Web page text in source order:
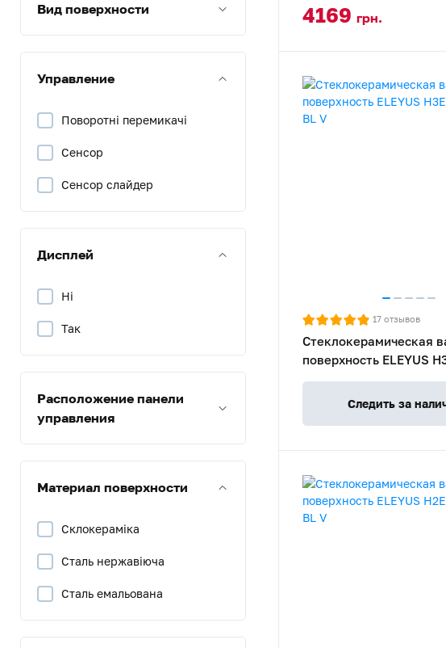
Вид поверхности
Управление
Поворотні перемикачі
Сенсор
Сенсор слайдер
Дисплей
Ні
Так
Расположение панели
управления
Материал поверхности
Склокераміка
Сталь нержавіюча
Сталь емальована
4169 грн.
17 отзывов
Стеклокерамическая
поверхность ELEYUS
60 BL V
Следить за